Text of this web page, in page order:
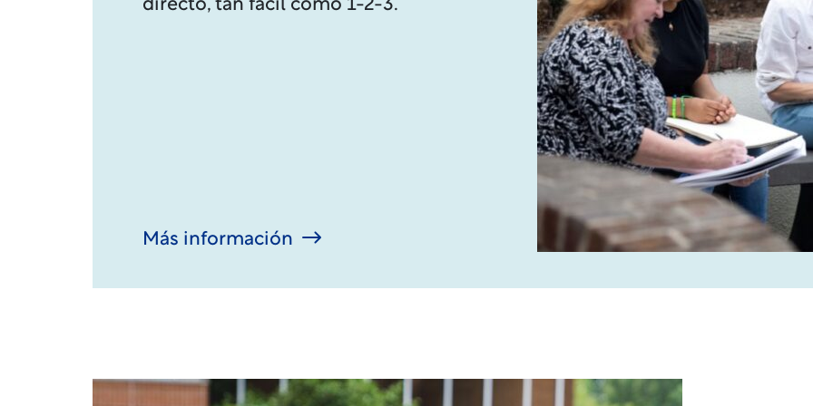
directo, tan fácil como 1-2-3.
Más información